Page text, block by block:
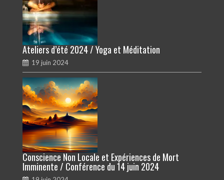
Ateliers d’été 2024 / Yoga et Méditation
19 juin 2024
Conscience Non Locale et Expériences de Mort
Imminente / Conférence du 14 juin 2024